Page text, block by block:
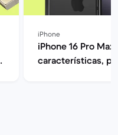
iPhone
iPhone 16 Pro Max:
características,